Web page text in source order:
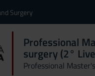
Surgery
Professional
surgery (2°
Professional